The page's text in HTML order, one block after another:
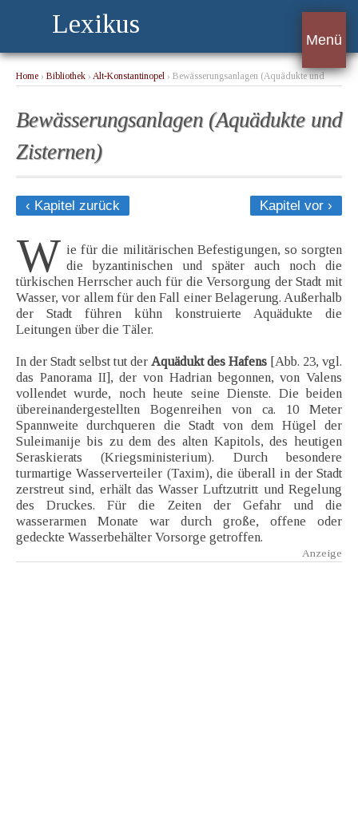
Lexikus
Menü
Home › Bibliothek › Alt-Konstantinopel › Bewässerungsanlagen (Aquädukte und
Bewässerungsanlagen (Aquädukte und
Zisternen)
‹ Kapitel zurück Kapitel vor ›
W ie für die militärischen Befestigungen, so sorgten
die byzantinischen und später auch noch die
türkischen Herrscher auch für die Versorgung der Stadt mit
Wasser, vor allem für den Fall einer Belagerung. Außerhalb
der Stadt führen kühn konstruierte Aquädukte die
Leitungen über die Täler.
In der Stadt selbst tut der Aquädukt des Hafens [Abb. 23, vgl.
das Panorama II], der von Hadrian begonnen, von Valens
vollendet wurde, noch heute seine Dienste. Die beiden
übereinandergestellten Bogenreihen von ca. 10 Meter
Spannweite durchqueren die Stadt von dem Hügel der
Suleimanije bis zu dem des alten Kapitols, des heutigen
Seraskierats (Kriegsministerium). Durch besondere
turmartige Wasserverteiler (Taxim), die überall in der Stadt
zerstreut sind, erhält das Wasser Luftzutritt und Regelung
des Druckes. Für die Zeiten der Gefahr und die
wasserarmen Monate war durch große, offene oder
gedeckte Wasserbehälter Vorsorge getroffen.